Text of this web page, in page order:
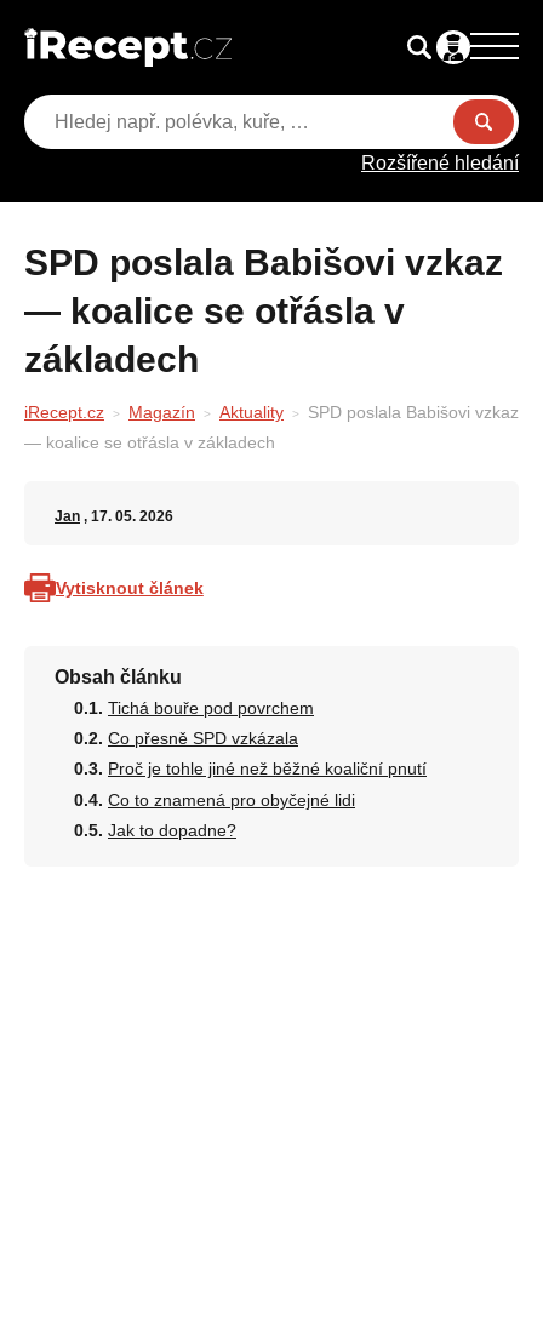
Rozšířené hledání
SPD poslala Babišovi vzkaz
— koalice se otřásla v
základech
iRecept.cz Magazín Aktuality
SPD poslala Babišovi vzkaz
— koalice se otřásla v základech
Jan , 17. 05. 2026
Vytisknout článek
Obsah článku
Tichá bouře pod povrchem
Co přesně SPD vzkázala
Proč je tohle jiné než běžné koaliční pnutí
Co to znamená pro obyčejné lidi
Jak to dopadne?